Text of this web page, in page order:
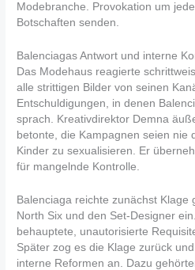
Modebranche. Provokation um
Botschaften senden.
Balenciagas Antwort und interne
Das Modehaus reagierte
alle strittigen Bilder von seinen
Entschuldigungen, in denen
sprach. Kreativdirektor Demna
betonte, die Kampagnen seien nie
Kinder zu sexualisieren. Er
für mangelnde Kontrolle.
Balenciaga reichte zunächst Klage
North Six und den Set-Designer
behauptete, unautorisierte
Später zog es die Klage zurück
interne Reformen an. Dazu